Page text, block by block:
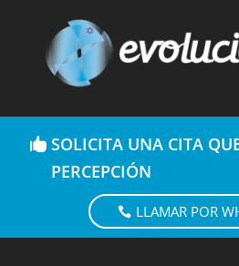
SOLICITA UNA CITA
PERCEPCIÓN
LLAMAR POR